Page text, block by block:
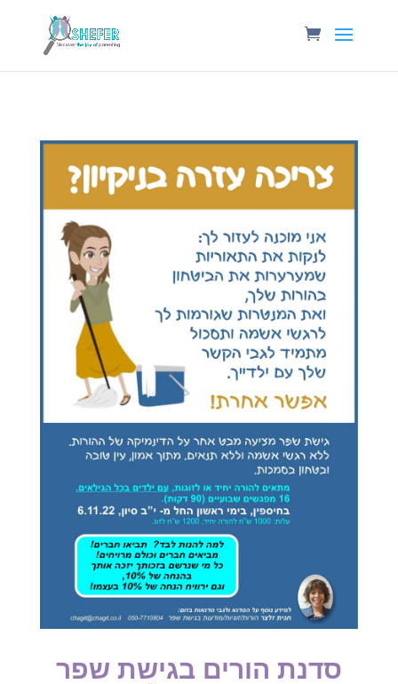
סדנת הורים בגישת שפר